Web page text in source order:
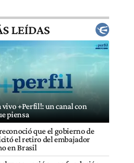
LEÍDAS
vivo +Perfil!: un canal con
piensa
que el gobierno de
el retiro del embajador
en Brasil